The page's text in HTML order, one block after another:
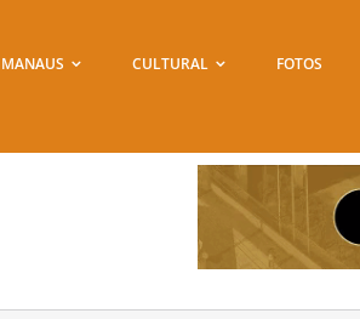
CULTURAL FOTOS